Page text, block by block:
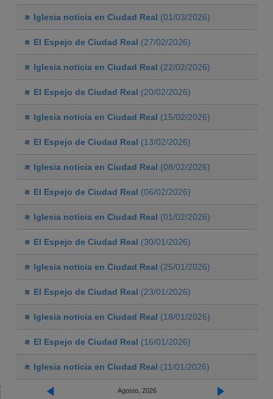
Iglesia noticia en Ciudad Real (01/03/2026)
El Espejo de Ciudad Real (27/02/2026)
Iglesia noticia en Ciudad Real (22/02/2026)
El Espejo de Ciudad Real (20/02/2026)
Iglesia noticia en Ciudad Real (15/02/2026)
El Espejo de Ciudad Real (13/02/2026)
Iglesia noticia en Ciudad Real (08/02/2026)
El Espejo de Ciudad Real (06/02/2026)
Iglesia noticia en Ciudad Real (01/02/2026)
El Espejo de Ciudad Real (30/01/2026)
Iglesia noticia en Ciudad Real (25/01/2026)
El Espejo de Ciudad Real (23/01/2026)
Iglesia noticia en Ciudad Real (18/01/2026)
El Espejo de Ciudad Real (16/01/2026)
Iglesia noticia en Ciudad Real (11/01/2026)
Agosto, 2026